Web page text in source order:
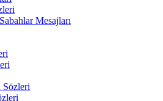
Mesajları
Sözleri